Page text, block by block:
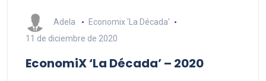
Adela
Economix 'La Década'
11 de diciembre de 2020
EconomiX ‘La Década’ – 2020